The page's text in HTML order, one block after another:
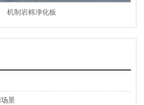
机制岩棉净化板
景